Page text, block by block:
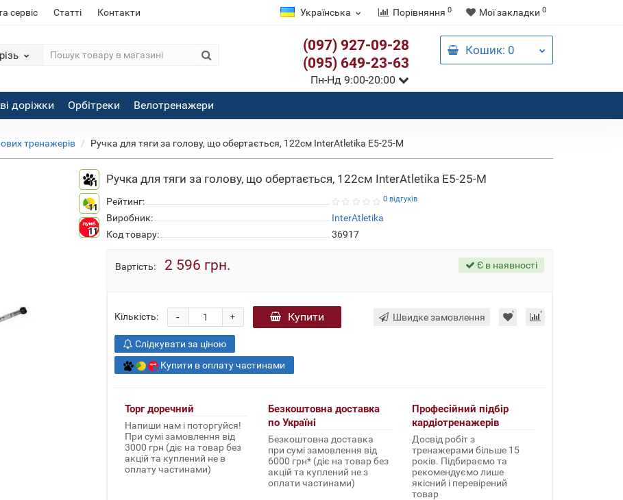
сервіс Статті Контакти Українська Порівняння 0 Мої закладки 0
(097) 927-09-28
(095) 649-23-63
Пн-Нд 9:00-20:00
Кошик: 0
доріжки Орбітреки Велотренажери
тренажерів Ручка для тяги за голову, що обертається, 122см InterAtletika E5-25-M
11
11
11
Ручка для тяги за голову, що обертається, 122см InterAtletika E5-25-M
Рейтинг: 0 відгуків
Виробник:
InterAtletika
Код товару:
36917
Вартість: 2 596 грн. Є в наявності
Кількість: +
- Купити
Слідкувати за ціною
Купити в оплату частинами
Швидке замовлення
Торг доречний
Напиши нам і поторгуйся!
При сумі замовлення від
3000 грн (діє на товар без
акцій та куплений не в
оплату частинами)
Безкоштовна доставка
по Україні
Безкоштовна доставка
при сумі замовлення від
6000 грн* (діє на товар без
акцій та куплений не з
оплати частинами)
Професійний підбір
кардіотренажерів
Досвід робіт з
тренажерами більше 15
років. Підбираємо та
рекомендуємо лише
якісний і перевірений
товар